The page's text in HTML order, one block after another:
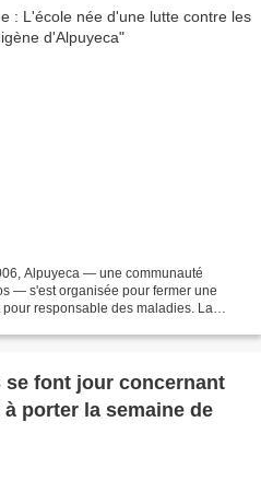
Alpuyeca — une communauté
— s'est organisée pour fermer une
responsable des maladies. La
font jour concernant
porter la semaine de